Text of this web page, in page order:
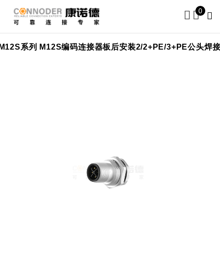
0
座 M12S系列 M12S编码连接器板后安装2/2+PE/3+PE